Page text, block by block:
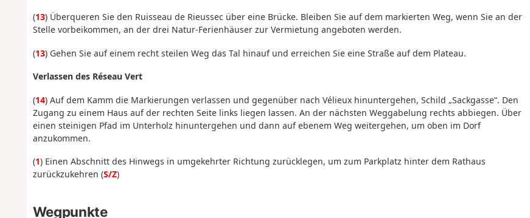
(13) Überqueren Sie den Ruisseau de Rieussec über eine Brücke. Bleiben Sie auf dem markierten Weg, wenn Sie an der
Stelle vorbeikommen, an der drei Natur-Ferienhäuser zur Vermietung angeboten werden.
(13) Gehen Sie auf einem recht steilen Weg das Tal hinauf und erreichen Sie eine Straße auf dem Plateau.
Verlassen des Réseau Vert
(14) Auf dem Kamm die Markierungen verlassen und gegenüber nach Vélieux hinuntergehen, Schild „Sackgasse“. Den
Zugang zu einem Haus auf der rechten Seite links liegen lassen. An der nächsten Weggabelung rechts abbiegen. Über
einen steinigen Pfad im Unterholz hinuntergehen und dann auf ebenem Weg weitergehen, um oben im Dorf
anzukommen.
(1) Einen Abschnitt des Hinwegs in umgekehrter Richtung zurücklegen, um zum Parkplatz hinter dem Rathaus
zurückzukehren (S/Z)
Wegpunkte